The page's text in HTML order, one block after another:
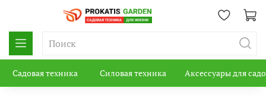
Садовая техника Силовая техника Аксессуары для